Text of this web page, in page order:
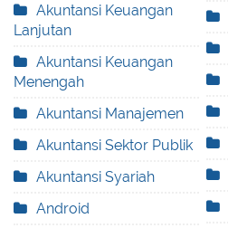
Akuntansi Keuangan
Lanjutan
Akuntansi Keuangan
Menengah
Akuntansi Manajemen
Akuntansi Sektor Publik
Akuntansi Syariah
Android